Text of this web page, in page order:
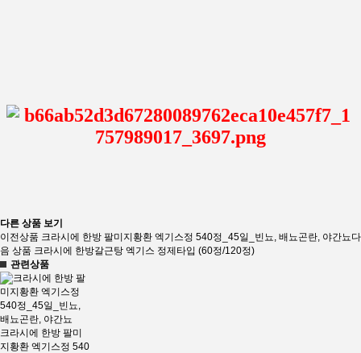
다른 상품 보기
이전상품 크라시에 한방 팔미지황환 엑기스정 540정_45일_빈뇨, 배뇨곤란, 야간뇨다
음 상품 크라시에 한방갈근탕 엑기스 정제타입 (60정/120정)
관련상품
크라시에 한방 팔미
지황환 엑기스정 540